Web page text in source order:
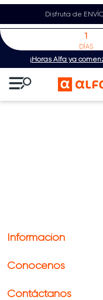
Disfruta de
¡Horas Alfa ya
1
DÍAS
Información
Conócenos
Contáctanos